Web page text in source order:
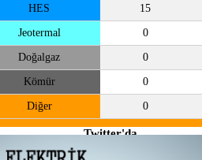
HES 15
Jeotermal 0
Doğalgaz 0
Kömür 0
Diğer 0
Twitter'da